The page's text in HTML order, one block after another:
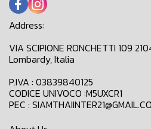
Address:
VIA SCIPIONE RONCHETTI 109
Lombardy, Italia
P.IVA : 03839840125
CODICE UNIVOCO :M5UXCR1
PEC :